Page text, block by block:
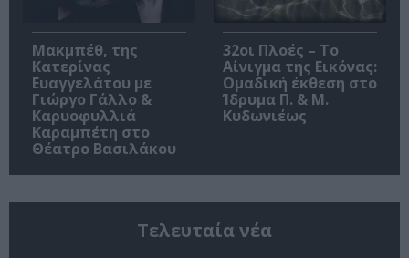
Μακμπέθ, της
Κατερίνας
Ευαγγελάτου με
Γιώργο Γάλλο &
Καρυοφυλλιά
Καραμπέτη στο
Θέατρο Βασιλάκου
32οι Πλοές – Το
Αίνιγμα της Εικόνας:
Ομαδική έκθεση στο
Ίδρυμα Π. & Μ.
Κυδωνιέως
Τελευταία νέα